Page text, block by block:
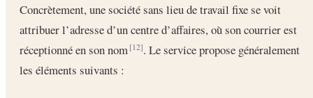
Concrètement, une société sans lieu de travail fixe se voit
attribuer l’adresse d’un centre d’affaires, où son courrier est
réceptionné en son nom[12]. Le service propose généralement
les éléments suivants :